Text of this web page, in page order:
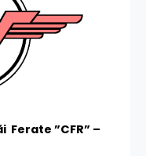
Ferate ”CFR” –